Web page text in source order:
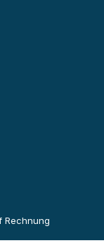
Rechnung